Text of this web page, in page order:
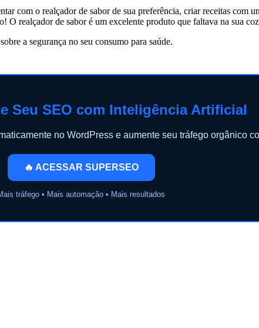
com o realçador de sabor de sua preferência, criar receitas com
O realçador de sabor é um excelente produto que faltava na sua
a segurança no seu consumo para saúde.
Seu SEO com Inteligência Artificial
no WordPress e aumente seu tráfego orgânico
🔥 ACESSAR SUPERSEO
tráfego • Mais automação • Mais resultados